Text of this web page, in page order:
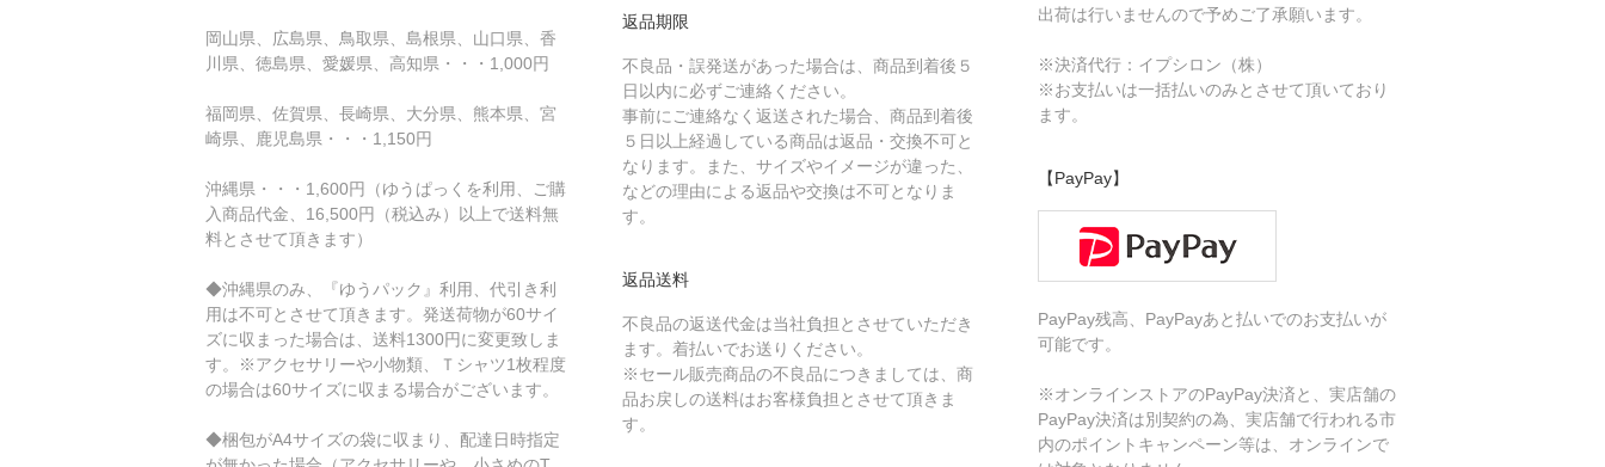
岡山県、広島県、鳥取県、島根県、山口県、香
川県、徳島県、愛媛県、高知県・・・1,000円
福岡県、佐賀県、長崎県、大分県、熊本県、宮
崎県、鹿児島県・・・1,150円
沖縄県・・・1,600円（ゆうぱっくを利用、ご購
入商品代金、16,500円（税込み）以上で送料無
料とさせて頂きます）
◆沖縄県のみ、『ゆうパック』利用、代引き利
用は不可とさせて頂きます。発送荷物が60サイ
ズに収まった場合は、送料1300円に変更致しま
す。※アクセサリーや小物類、Ｔシャツ1枚程度
の場合は60サイズに収まる場合がございます。
◆梱包がA4サイズの袋に収まり、配達日時指定
返品期限
不良品・誤発送があった場合は、商品到着後５
日以内に必ずご連絡ください。
事前にご連絡なく返送された場合、商品到着後
５日以上経過している商品は返品・交換不可と
なります。また、サイズやイメージが違った、
などの理由による返品や交換は不可となりま
す。
返品送料
不良品の返送代金は当社負担とさせていただき
ます。着払いでお送りください。
※セール販売商品の不良品につきましては、商
品お戻しの送料はお客様負担とさせて頂きま
す。
出荷は行いませんので予めご了承願います。
※決済代行：イプシロン（株）
※お支払いは一括払いのみとさせて頂いており
ます。
【PayPay】
PayPay残高、PayPayあと払いでのお支払いが
可能です。
※オンラインストアのPayPay決済と、実店舗の
PayPay決済は別契約の為、実店舗で行われる市
内のポイントキャンペーン等は、オンラインで